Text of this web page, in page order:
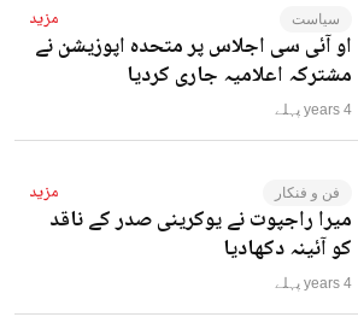
سیاست مزید
او آئی سی اجلاس پر متحدہ اپوزیشن نے
مشترکہ اعلامیہ جاری کردیا
4 years پہلے
فن و فنکار مزید
میرا راجپوت نے یوکرینی صدر کے ناقد
کو آئینہ دکھادیا
4 years پہلے